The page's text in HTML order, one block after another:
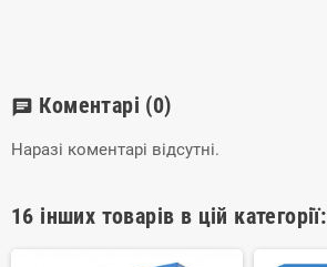
chat Коментарі (0)
Наразі коментарі відсутні.
16 інших товарів в цій категорії: